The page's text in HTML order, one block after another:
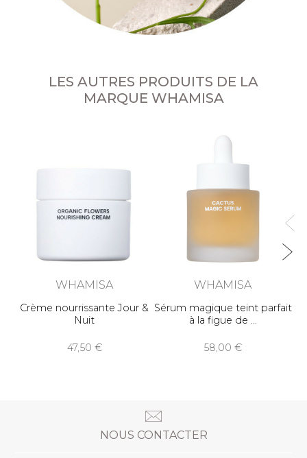
LES AUTRES PRODUITS DE LA
MARQUE WHAMISA
WHAMISA
Crème nourrissante Jour &
Nuit
47,50
WHAMISA
Sérum magique teint parfait
à la figue de
58,00
NOUS CONTACTER